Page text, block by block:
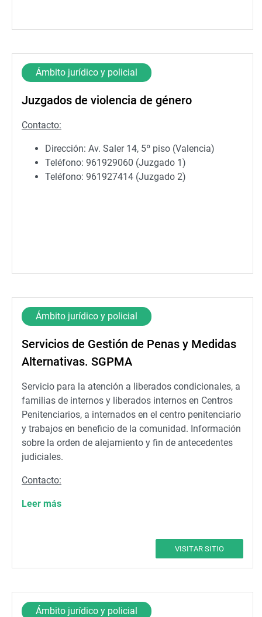
Ámbito jurídico y policial
Juzgados de violencia de género
Contacto:
Dirección: Av. Saler 14, 5º piso (Valencia)
Teléfono: 961929060 (Juzgado 1)
Teléfono: 961927414 (Juzgado 2)
Ámbito jurídico y policial
Servicios de Gestión de Penas y Medidas
Alternativas. SGPMA
Servicio para la atención a liberados condicionales, a
familias de internos y liberados internos en Centros
Penitenciarios, a internados en el centro penitenciario
y trabajos en beneficio de la comunidad. Información
sobre la orden de alejamiento y fin de antecedentes
judiciales.
Contacto:
Dirección: AV PROFESSOR LOPEZ PIÑERO 14
sgpma.valencia@dgip.mir.es
Leer más
VISITAR SITIO
Ámbito jurídico y policial